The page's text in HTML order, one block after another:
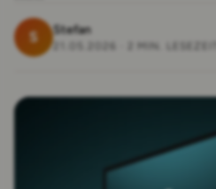
S Stefan
21.05.2026